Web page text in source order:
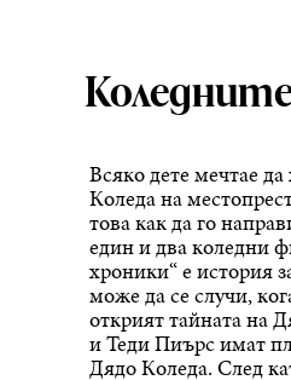
Всяко дете мечтае
Коледа на
това как да го
един и два коледни
хроники“ е история
може да се случи,
открият тайната на
и Теди Пиърс имат
Дядо Коледа. След